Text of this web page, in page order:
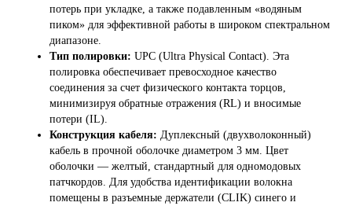
потерь при укладке, а также подавленным «водяным
пиком» для эффективной работы в широком спектральном
диапазоне.
Тип полировки: UPC (Ultra Physical Contact). Эта
полировка обеспечивает превосходное качество
соединения за счет физического контакта торцов,
минимизируя обратные отражения (RL) и вносимые
потери (IL).
Конструкция кабеля: Дуплексный (двухволоконный)
кабель в прочной оболочке диаметром 3 мм. Цвет
оболочки — желтый, стандартный для одномодовых
патчкордов. Для удобства идентификации волокна
помещены в разъемные держатели (CLIK) синего и